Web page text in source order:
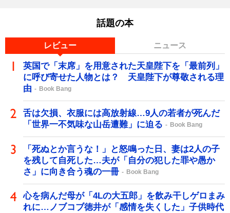
話題の本
レビュー ニュース
英国で「末席」を用意された天皇陛下を「最前列」
に呼び寄せた人物とは？ 天皇陛下が尊敬される理
由
Book Bang
舌は欠損、衣服には高放射線…9人の若者が死んだ
「世界一不気味な山岳遭難」に迫る
Book Bang
「死ぬとか言うな！」と怒鳴った日、妻は2人の子
を残して自死した…夫が「自分の犯した罪や愚か
さ」に向き合う魂の一冊
Book Bang
心を病んだ母が「4Lの大五郎」を飲み干しゲロまみ
れに…ノブコブ徳井が「感情を失くした」子供時代